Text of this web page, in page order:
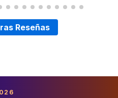
Reseñas